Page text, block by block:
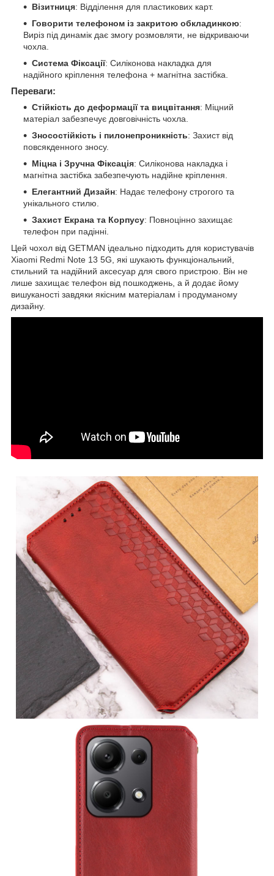
Візитниця: Відділення для пластикових карт.
Говорити телефоном із закритою обкладинкою:
Виріз під динамік дає змогу розмовляти, не відкриваючи
чохла.
Система Фіксації: Силіконова накладка для
надійного кріплення телефона + магнітна застібка.
Переваги:
Стійкість до деформації та вицвітання: Міцний
матеріал забезпечує довговічність чохла.
Зносостійкість і пилонепроникність: Захист від
повсякденного зносу.
Міцна і Зручна Фіксація: Силіконова накладка і
магнітна застібка забезпечують надійне кріплення.
Елегантний Дизайн: Надає телефону строгого та
унікального стилю.
Захист Екрана та Корпусу: Повноцінно захищає
телефон при падінні.
Цей чохол від GETMAN ідеально підходить для користувачів
Xiaomi Redmi Note 13 5G, які шукають функціональний,
стильний та надійний аксесуар для свого пристрою. Він не
лише захищає телефон від пошкоджень, а й додає йому
вишуканості завдяки якісним матеріалам і продуманому
дизайну.